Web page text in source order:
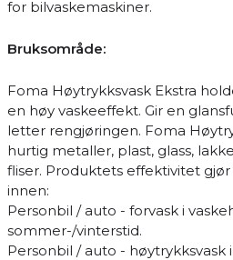
for bilvaskemaskiner.
Bruksområde:
Foma Høytrykksvask Ekstra
en høy vaskeeffekt. Gir en
letter rengjøringen. Foma
hurtig metaller, plast, glass,
fliser. Produktets effektivitet
innen:
Personbil / auto - forvask i
sommer-/vinterstid.
Personbil / auto - høytrykksvask